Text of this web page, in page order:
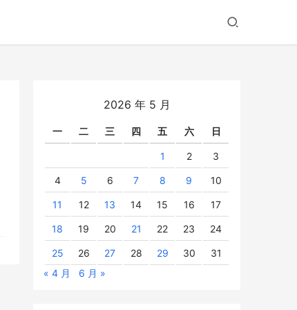
2026 年 5 月
一 二 三 四 五 六 日
1 2 3
4 5 6 7 8 9 10
11 12 13 14 15 16 17
18 19 20 21 22 23 24
25 26 27 28 29 30
31
« 4 月
6 月 »